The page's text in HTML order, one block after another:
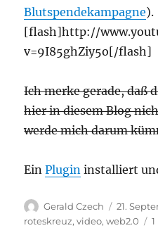
Blutspendekampagne).
[flash]http://
v=9I85ghZiy5o[/flash]
Ich merke gerade, daß
hier in diesem Blog
werde mich darum
EinPlugin installiert
Autor
Gerald Czech
am
21.
roteskreuz,video,web2.0